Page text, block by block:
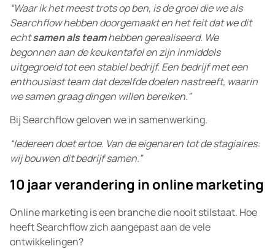
“Waar ik het meest trots op ben, is de groei die we als
Searchflow hebben doorgemaakt en het feit dat we dit
echtsamen als teamhebben gerealiseerd. We
begonnen aan de keukentafel en zijn inmiddels
uitgegroeid tot een stabiel bedrijf. Een bedrijf met een
enthousiast team dat dezelfde doelen nastreeft, waarin
we samen graag dingen willen bereiken.”
Bij Searchflow geloven we in samenwerking.
“Iedereen doet ertoe. Van de eigenaren tot de stagiaires:
wij bouwen dit bedrijf samen.”
10 jaar verandering in online marketing
Online marketing is een branche die nooit stilstaat. Hoe
heeft Searchflow zich aangepast aan de vele
ontwikkelingen?